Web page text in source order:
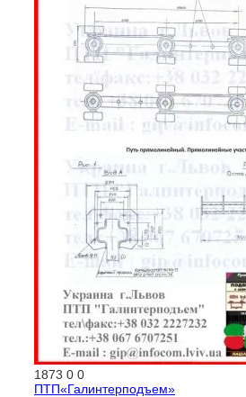
1873 0 0
ПТП«Галинтерподъем»